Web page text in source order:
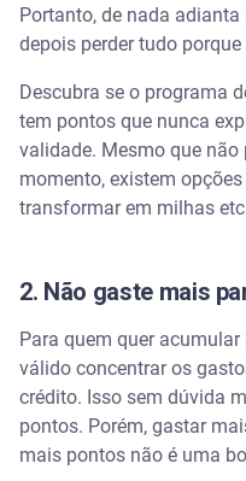
Portanto, de nada
depois perder tudo
Descubra se o programa
tem pontos que nunca
validade. Mesmo que
momento, existem
transformar em milhas
2. Não gaste mais
Para quem quer
válido concentrar os
crédito. Isso sem dúvida
pontos. Porém, gastar
mais pontos não é uma